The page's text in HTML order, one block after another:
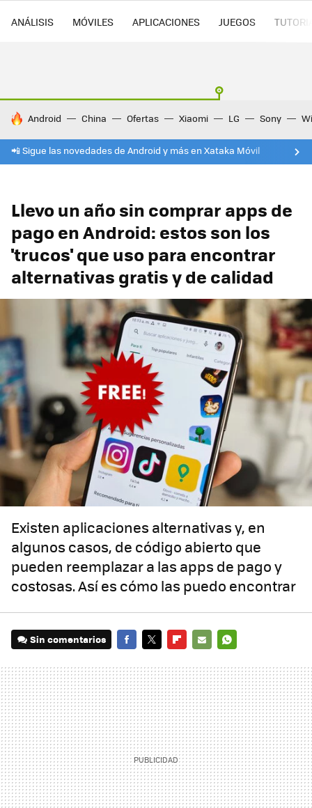
ANÁLISIS MÓVILES APLICACIONES JUEGOS
HOY SE HABLA DE
Android China Ofertas Xiaomi LG Sony
📲 Sigue las novedades de Android y más en Xataka Móvil
Llevo un año sin comprar apps de
pago en Android: estos son los
'trucos' que uso para encontrar
alternativas gratis y de calidad
Existen aplicaciones alternativas y, en
algunos casos, de código abierto que
pueden reemplazar a las apps de pago y
costosas. Así es cómo las puedo encontrar
Sin comentarios
MAIL